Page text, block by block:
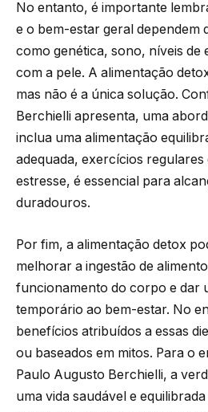
No entanto, é importante
e o bem-estar geral dependem
como genética, sono, níveis de
com a pele. A alimentação
mas não é a única solução.
Berchielli apresenta, uma
inclua uma alimentação
adequada, exercícios regulares
estresse, é essencial para
duradouros.
Por fim, a alimentação detox
melhorar a ingestão de
funcionamento do corpo e dar
temporário ao bem-estar. No
benefícios atribuídos a essas
ou baseados em mitos. Para o
Paulo Augusto Berchielli, a
uma vida saudável e